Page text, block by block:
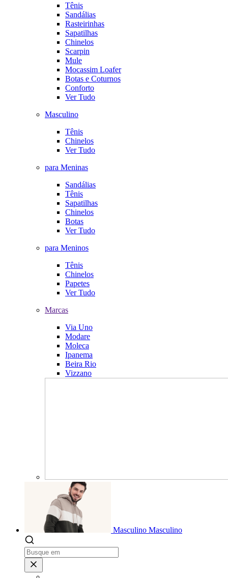
Tênis
Sandálias
Rasteirinhas
Sapatilhas
Chinelos
Scarpin
Mule
Mocassim Loafer
Botas e Coturnos
Conforto
Ver Tudo
Masculino
Tênis
Chinelos
Ver Tudo
para Meninas
Sandálias
Tênis
Sapatilhas
Chinelos
Botas
Ver Tudo
para Meninos
Tênis
Chinelos
Papetes
Ver Tudo
Marcas
Via Uno
Modare
Moleca
Ipanema
Beira Rio
Vizzano
Masculino Masculino